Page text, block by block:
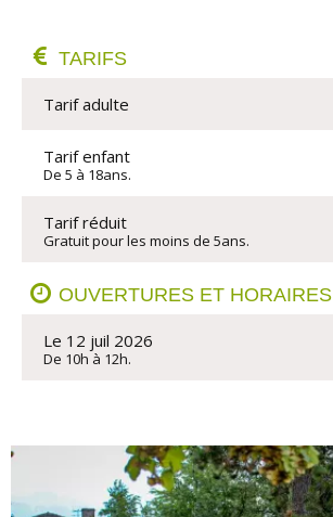
TARIFS
Tarif adulte
Tarif enfant
De 5 à 18ans.
Tarif réduit
Gratuit pour les moins de 5ans.
OUVERTURES ET HORAIRES
Le 12 juil 2026
De 10h à 12h.